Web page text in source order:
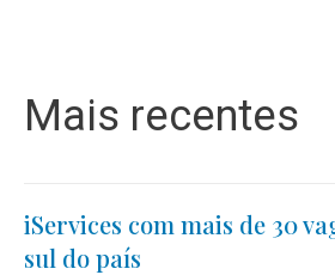
Mais recentes
iServices com mais de 30
sul do país